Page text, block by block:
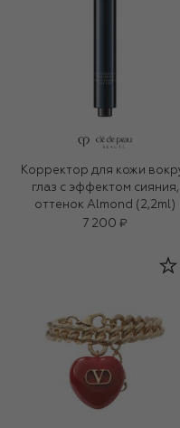
Корректор для кожи
глаз с эффектом сияния,
оттенок Almond (2,2ml)
7 200 ₽